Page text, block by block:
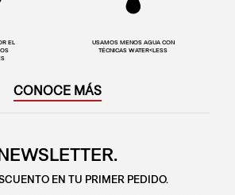
EL
USAMOS MENOS AGUA CON
TÉCNICAS WATER<LESS
CONOCE MÁS
EN TU PRIMER PEDIDO.